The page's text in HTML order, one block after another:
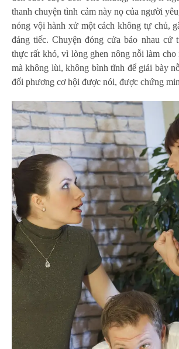
thanh chuyện tình cảm này nọ của người
nóng vội hành xử một cách không tự chủ,
đáng tiếc. Chuyện đóng cửa bảo nhau cứ
thực rất khó, vì lòng ghen nông nỗi làm cho
mà không lùi, không bình tĩnh để giải bày
đối phương cơ hội được nói, được chứng